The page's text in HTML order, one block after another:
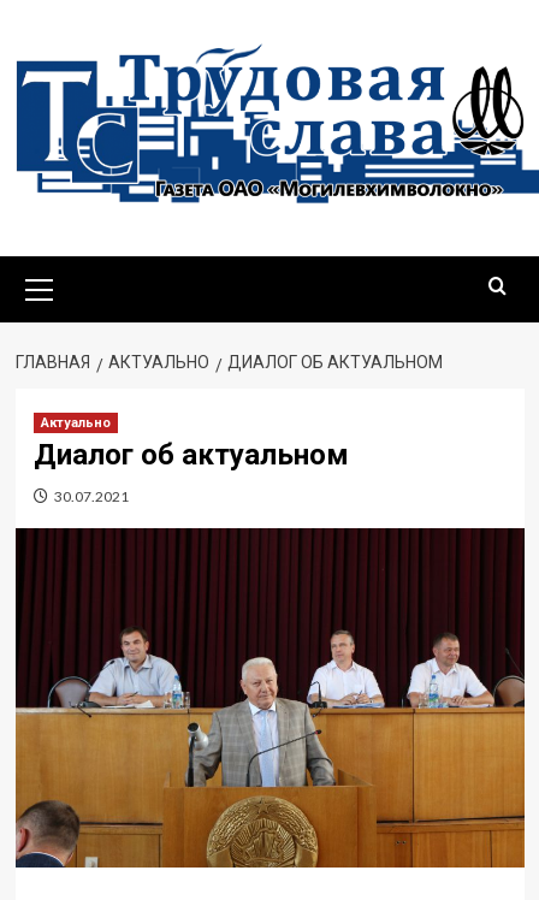
ГЛАВНАЯ АКТУАЛЬНО ДИАЛОГ ОБ АКТУАЛЬНОМ
Актуально
Диалог об актуальном
30.07.2021